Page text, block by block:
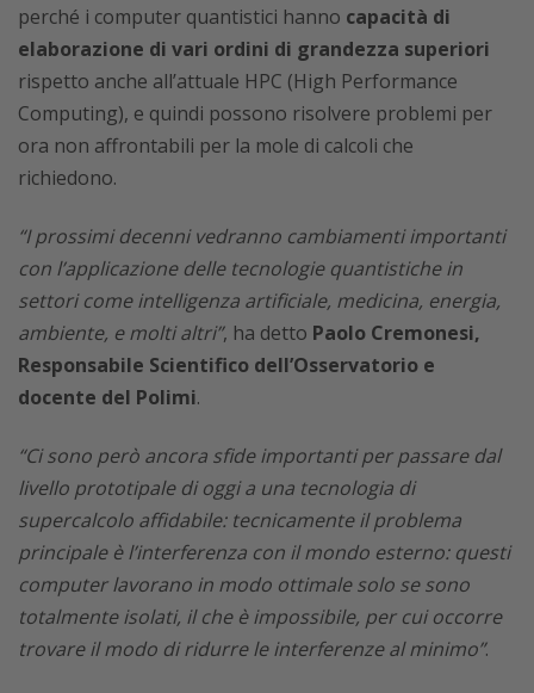
perché i computer quantistici hanno capacità di
elaborazione di vari ordini di grandezza superiori
rispetto anche all’attuale HPC (High Performance
Computing), e quindi possono risolvere problemi per
ora non affrontabili per la mole di calcoli che
richiedono.
“I prossimi decenni vedranno cambiamenti importanti
con l’applicazione delle tecnologie quantistiche in
settori come intelligenza artificiale, medicina, energia,
ambiente, e molti altri”, ha detto Paolo Cremonesi,
Responsabile Scientifico dell’Osservatorio e
docente del Polimi.
“Ci sono però ancora sfide importanti per passare dal
livello prototipale di oggi a una tecnologia di
supercalcolo affidabile: tecnicamente il problema
principale è l’interferenza con il mondo esterno: questi
computer lavorano in modo ottimale solo se sono
totalmente isolati, il che è impossibile, per cui occorre
trovare il modo di ridurre le interferenze al minimo”.